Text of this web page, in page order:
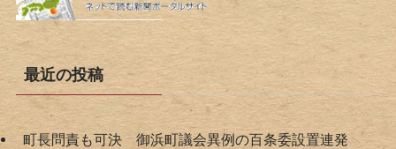
最近の投稿
町長問責も可決 御浜町議会異例の百条委設置連発